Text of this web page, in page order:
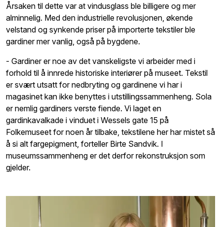
Årsaken til dette var at vindusglass ble billigere og mer
alminnelig. Med den industrielle revolusjonen, økende
velstand og synkende priser på importerte tekstiler ble
gardiner mer vanlig, også på bygdene.
- Gardiner er noe av det vanskeligste vi arbeider med i
forhold til å innrede historiske interiører på museet. Tekstil
er svært utsatt for nedbryting og gardinene vi har i
magasinet kan ikke benyttes i utstillingssammenheng. Sola
er nemlig gardiners verste fiende. Vi laget en
gardinkavalkade i vinduet i Wessels gate 15 på
Folkemuseet for noen år tilbake, tekstilene her har mistet så
å si alt fargepigment, forteller Birte Sandvik. I
museumssammenheng er det derfor rekonstruksjon som
gjelder.